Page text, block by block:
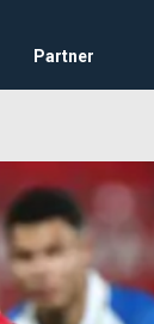
Partner